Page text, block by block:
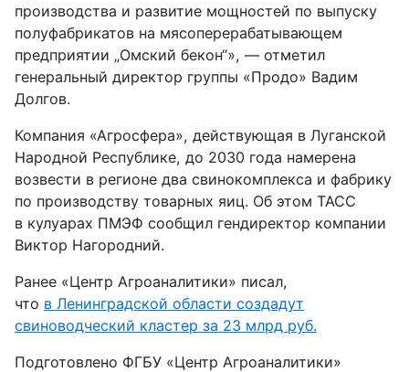
производства и развитие мощностей по выпуску
полуфабрикатов на мясоперерабатывающем
предприятии „Омский бекон“», — отметил
генеральный директор группы «Продо» Вадим
Долгов.
Компания «Агросфера», действующая в Луганской
Народной Республике, до 2030 года намерена
возвести в регионе два свинокомплекса и фабрику
по производству товарных яиц. Об этом ТАСС
в кулуарах ПМЭФ сообщил гендиректор компании
Виктор Нагородний.
Ранее «Центр Агроаналитики» писал,
что в Ленинградской области создадут
свиноводческий кластер за 23 млрд руб.
Подготовлено ФГБУ «Центр Агроаналитики»